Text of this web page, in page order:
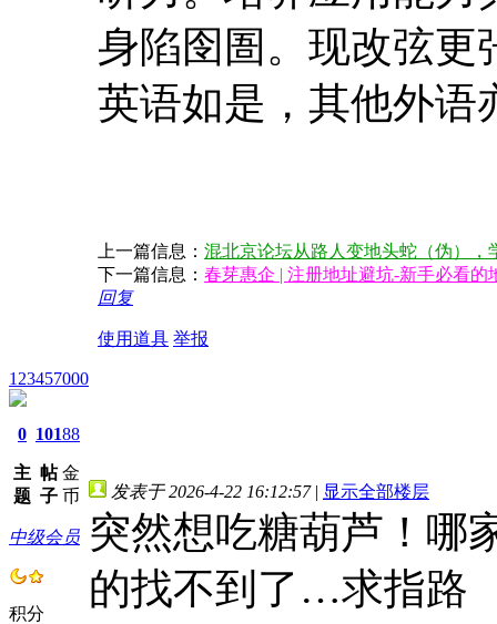
身陷囹圄。现改弦更
英语如是，其他外语
上一篇信息： 混北京论坛从路人变地头蛇（伪）
下一篇信息： 春芽惠企 | 注册地址避坑-新手必看的
回复
使用道具 举报
123457000
0
主
题
101
帖
子
88
金
币
中级会员
积分
发表于 2026-4-22 16:12:57 | 显示全部楼层
突然想吃糖葫芦！哪
的找不到了…求指路